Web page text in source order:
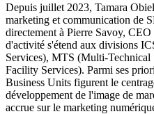
Depuis juillet 2023, Tamara
marketing et communication de
directement à Pierre Savoy,
d'activité s'étend aux divisions
Services), MTS (Multi-Technical
Facility Services). Parmi ses
Business Units figurent le
développement de l'image de
accrue sur le marketing